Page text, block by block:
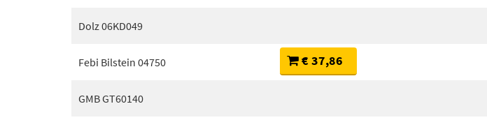
Dolz 06KD049
Febi Bilstein 04750 € 37,86
GMB GT60140